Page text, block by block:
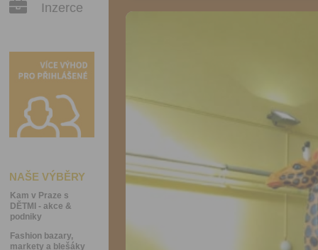
Inzerce
NAŠE VÝBĚRY
Kam v Praze s
DĚTMI - akce &
podniky
Fashion bazary,
markety a blešáky